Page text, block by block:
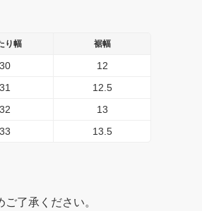
り幅 裾幅
30 12
31 12.5
32 13
33 13.5
了承ください。